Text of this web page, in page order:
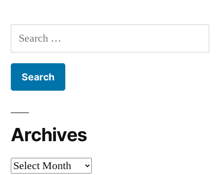
Search
for:
Archives
Archives